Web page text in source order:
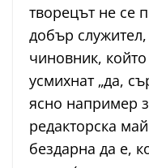
творецът не се
добър
чиновник,
усмихнат „да,
ясно например
редакторска
бездарна да е,